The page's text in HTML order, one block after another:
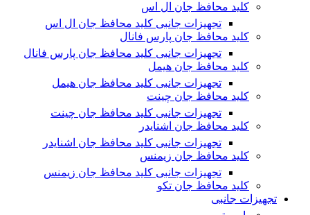
کلید محافظ جان ال اس
تجهیزات جانبی کلید محافظ جان ال اس
کلید محافظ جان پارس فانال
تجهیزات جانبی کلید محافظ جان پارس فانال
کلید محافظ جان هیمل
تجهیزات جانبی کلید محافظ جان هیمل
کلید محافظ جان چینت
تجهیزات جانبی کلید محافظ جان چینت
کلید محافظ جان اشنایدر
تجهیزات جانبی کلید محافظ جان اشنایدر
کلید محافظ جان زیمنس
تجهیزات جانبی کلید محافظ جان زیمنس
کلید محافظ جان تکو
تجهیزات جانبی